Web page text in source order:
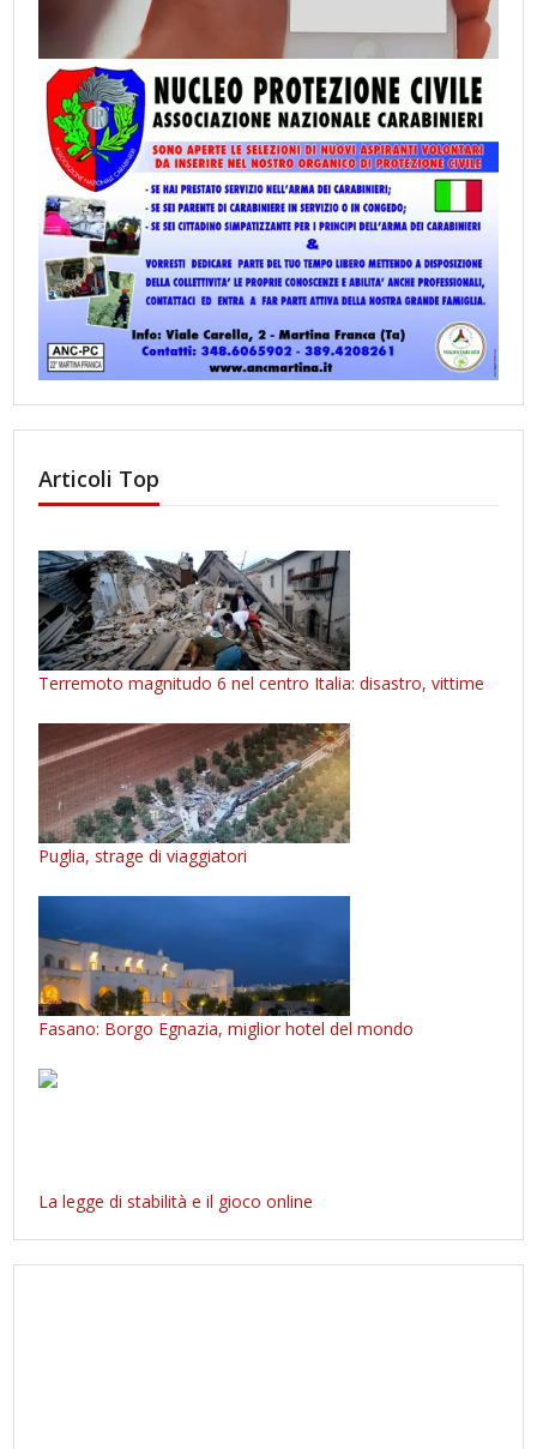
Articoli Top
Terremoto magnitudo 6 nel centro Italia: disastro, vittime
Puglia, strage di viaggiatori
Fasano: Borgo Egnazia, miglior hotel del mondo
La legge di stabilità e il gioco online